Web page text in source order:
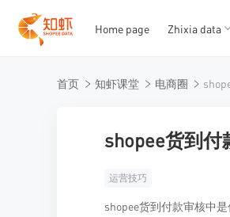
Home page Zhixia data
首页 知虾课堂 电商圈
shopee货到
运营技巧
shopee货到付款审核中